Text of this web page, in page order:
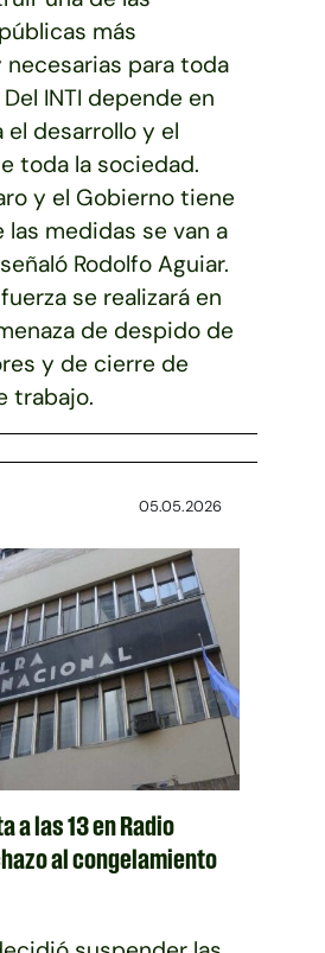
más
para toda
INTI depende en
desarrollo y el
toda la sociedad.
y el Gobierno tiene
las medidas se van a
Rodolfo Aguiar.
se realizará en
de despido de
y de cierre de
trabajo.
05.05.2026
a las 13 en Radio
al congelamiento